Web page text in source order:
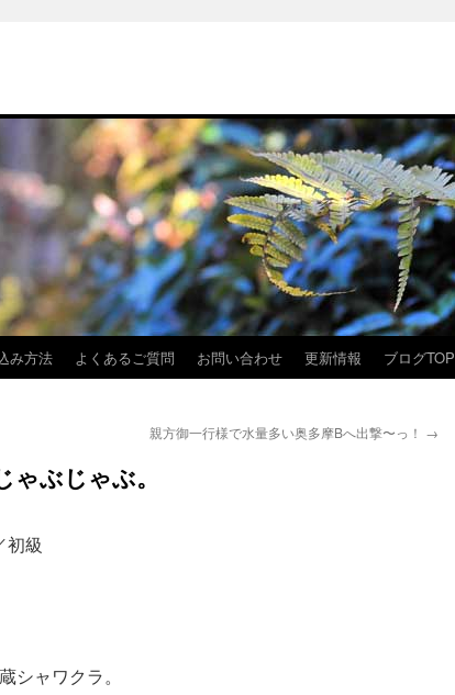
み方法 よくあるご質問 お問い合わせ 更新情報 ブログTOP
親方御一行様で水量多い奥多摩Bへ出撃〜っ！ →
ぶじゃぶ。
初級
シャワクラ。